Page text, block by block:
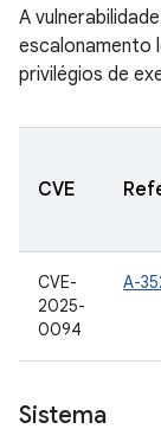
A
escalonamento
privilégios de
CVE
CVE-
2025-
0094
A-
Sistema